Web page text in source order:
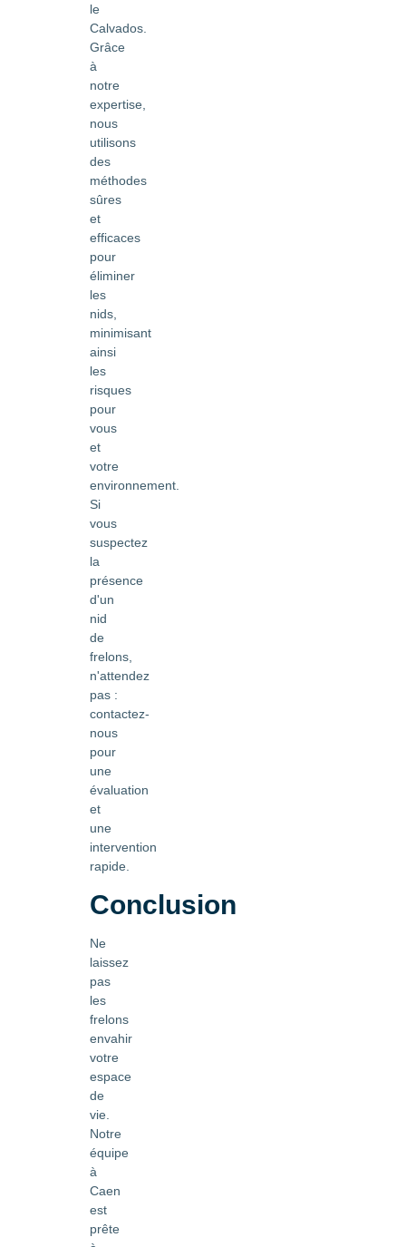
le
Calvados.
Grâce
à
notre
expertise,
nous
utilisons
des
méthodes
sûres
et
efficaces
pour
éliminer
les
nids,
minimisant
ainsi
les
risques
pour
vous
et
votre
environnement.
Si
vous
suspectez
la
présence
d'un
nid
de
frelons,
n'attendez
pas :
contactez-
nous
pour
une
évaluation
et
une
intervention
rapide.
Conclusion
Ne
laissez
pas
les
frelons
envahir
votre
espace
de
vie.
Notre
équipe
à
Caen
est
prête